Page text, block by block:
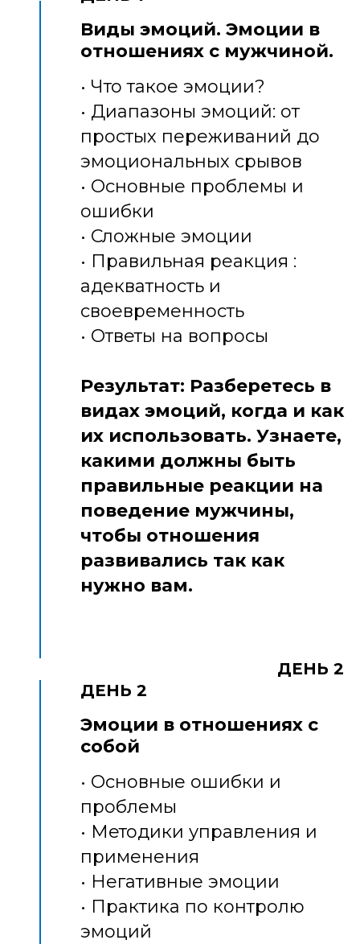
Виды эмоций. Эмоции в
отношениях с мужчиной.
• Что такое эмоции?
• Диапазоны эмоций: от
простых переживаний до
эмоциональных срывов
• Основные проблемы и
ошибки
• Сложные эмоции
• Правильная реакция :
адекватность и
своевременность
• Ответы на вопросы
Результат: Разберетесь в
видах эмоций, когда и как
их использовать. Узнаете,
какими должны быть
правильные реакции на
поведение мужчины,
чтобы отношения
развивались так как
нужно вам.
ДЕНЬ 2
ДЕНЬ 2
Эмоции в отношениях с
собой
• Основные ошибки и
проблемы
• Методики управления и
применения
• Негативные эмоции
• Практика по контролю
эмоций